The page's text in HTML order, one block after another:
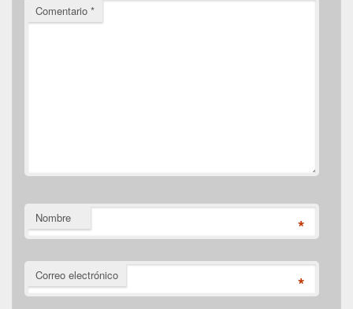
Comentario *
Nombre *
Correo electrónico *